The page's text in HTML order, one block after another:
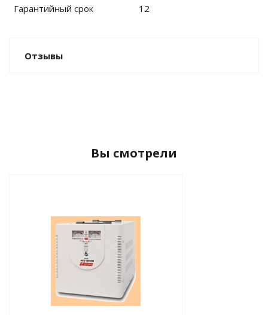
Гарантийный срок
12
Отзывы
Вы смотрели